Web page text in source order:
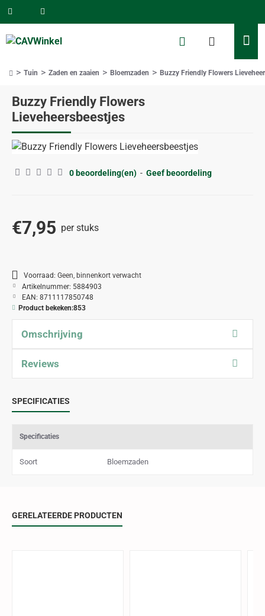
Buzzy Friendly Flowers
Lieveheersbeestjes
Tuin Zaden en zaaien Bloemzaden Buzzy Friendly Flowers
0 beoordeling(en) - Geef beoordeling
€7,95 per stuks
Voorraad: Geen, binnenkort verwacht
Artikelnummer: 5884903
EAN: 8711117850748
Product bekeken:853
Omschrijving
Reviews
SPECIFICATIES
Specificaties
Soort Bloemzaden
GERELATEERDE PRODUCTEN